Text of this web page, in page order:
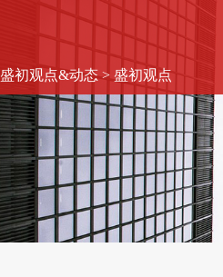
盛初观点&动态> 盛初观点